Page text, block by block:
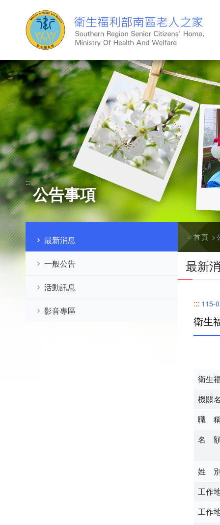
:::
公告事項
最新消息
一般公告
活動訊息
影音專區
::: 首頁
最新
::: 115-
衛生
衛生
機關
職
名
姓
工作
工作